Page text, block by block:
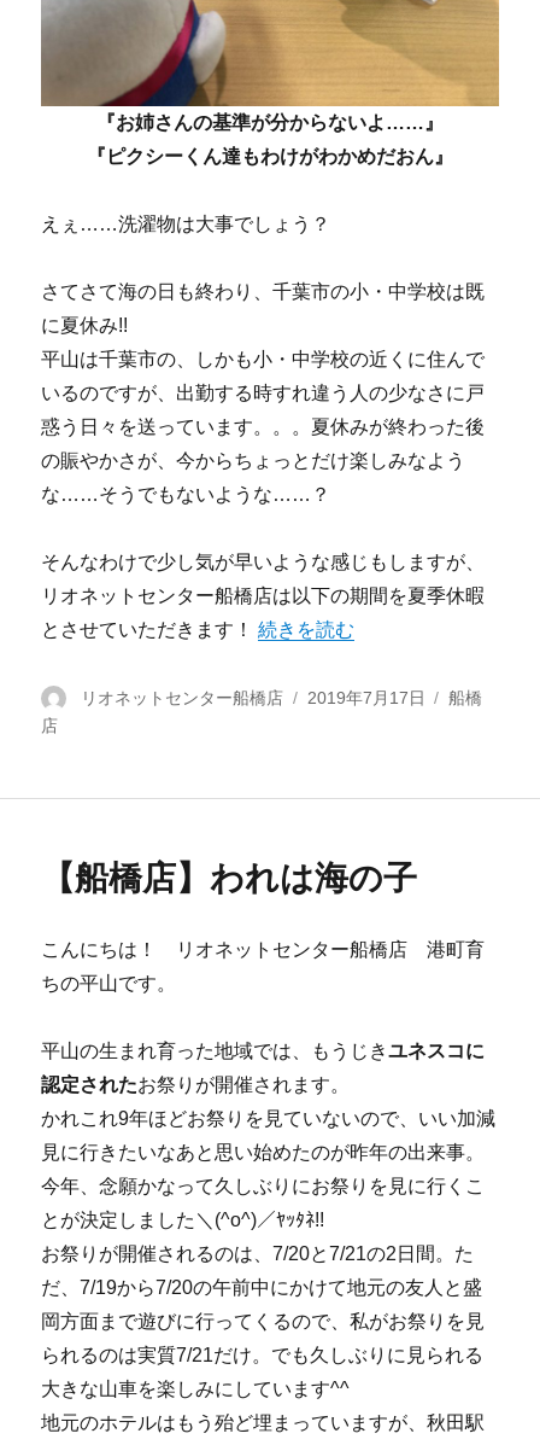
『お姉さんの基準が分からないよ……』
『ピクシーくん達もわけがわかめだおん』
えぇ……洗濯物は大事でしょう？
さてさて海の日も終わり、千葉市の小・中学校は既
に夏休み!!
平山は千葉市の、しかも小・中学校の近くに住んで
いるのですが、出勤する時すれ違う人の少なさに戸
惑う日々を送っています。。。夏休みが終わった後
の賑やかさが、今からちょっとだけ楽しみなよう
な……そうでもないような……？
そんなわけで少し気が早いような感じもしますが、
リオネットセンター船橋店は以下の期間を夏季休暇
とさせていただきます！“【船橋店】束の間の晴れ間♪” の
続きを読む
投
リオネットセンター船橋店
投
2019年7月17日
カ
船橋
店
【船橋店】われは海の子
こんにちは！ リオネットセンター船橋店 港町育
ちの平山です。
平山の生まれ育った地域では、もうじきユネスコに
認定されたお祭りが開催されます。
かれこれ9年ほどお祭りを見ていないので、いい加減
見に行きたいなあと思い始めたのが昨年の出来事。
今年、念願かなって久しぶりにお祭りを見に行くこ
とが決定しました＼(^o^)／ﾔｯﾀﾈ!!
お祭りが開催されるのは、7/20と7/21の2日間。た
だ、7/19から7/20の午前中にかけて地元の友人と盛
岡方面まで遊びに行ってくるので、私がお祭りを見
られるのは実質7/21だけ。でも久しぶりに見られる
大きな山車を楽しみにしています^^
地元のホテルはもう殆ど埋まっていますが、秋田駅